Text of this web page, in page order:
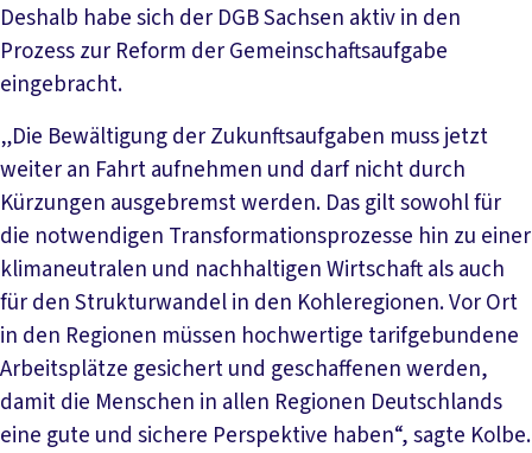
Deshalb habe sich der DGB Sachsen aktiv in den
Prozess zur Reform der Gemeinschaftsaufgabe
eingebracht.
„Die Bewältigung der Zukunftsaufgaben muss jetzt
weiter an Fahrt aufnehmen und darf nicht durch
Kürzungen ausgebremst werden. Das gilt sowohl für
die notwendigen Transformationsprozesse hin zu einer
klimaneutralen und nachhaltigen Wirtschaft als auch
für den Strukturwandel in den Kohleregionen. Vor Ort
in den Regionen müssen hochwertige tarifgebundene
Arbeitsplätze gesichert und geschaffenen werden,
damit die Menschen in allen Regionen Deutschlands
eine gute und sichere Perspektive haben“, sagte Kolbe.